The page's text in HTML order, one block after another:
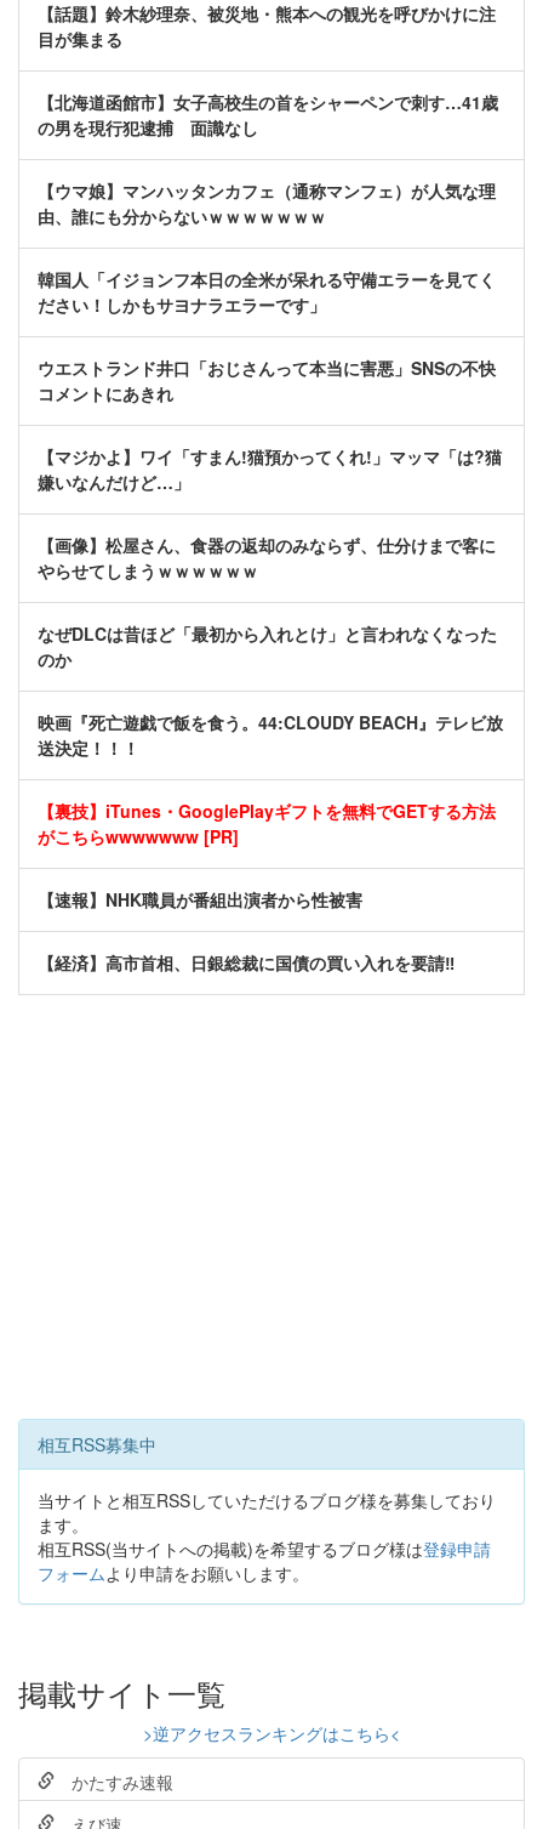
【話題】鈴木紗理奈、被災地・熊本への観光を呼びかけに注
目が集まる
【北海道函館市】女子高校生の首をシャーペンで刺す…41歳
の男を現行犯逮捕 面識なし
【ウマ娘】マンハッタンカフェ（通称マンフェ）が人気な理
由、誰にも分からないｗｗｗｗｗｗｗ
韓国人「イジョンフ本日の全米が呆れる守備エラーを見てく
ださい！しかもサヨナラエラーです」
ウエストランド井口「おじさんって本当に害悪」SNSの不快
コメントにあきれ
【マジかよ】ワイ「すまん!猫預かってくれ!」マッマ「は?猫
嫌いなんだけど…」
【画像】松屋さん、食器の返却のみならず、仕分けまで客に
やらせてしまうｗｗｗｗｗｗ
なぜDLCは昔ほど「最初から入れとけ」と言われなくなった
のか
映画『死亡遊戯で飯を食う。44:CLOUDY BEACH』テレビ放
送決定！！！
【裏技】iTunes・GooglePlayギフトを無料でGETする方法
がこちらwwwwwww [PR]
【速報】NHK職員が番組出演者から性被害
【経済】高市首相、日銀総裁に国債の買い入れを要請‼
相互RSS募集中
当サイトと相互RSSしていただけるブログ様を募集しており
ます。
相互RSS(当サイトへの掲載)を希望するブログ様は登録申請
フォームより申請をお願いします。
掲載サイト一覧
>逆アクセスランキングはこちら<
かたすみ速報
えび速